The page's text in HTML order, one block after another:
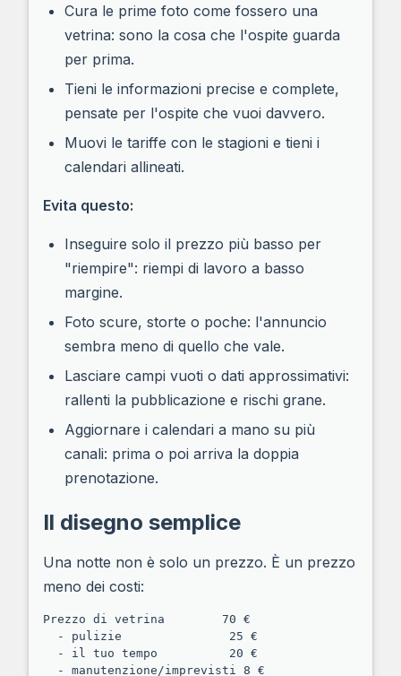
Cura le prime foto come fossero una
vetrina: sono la cosa che l'ospite guarda
per prima.
Tieni le informazioni precise e complete,
pensate per l'ospite che vuoi davvero.
Muovi le tariffe con le stagioni e tieni i
calendari allineati.
Evita questo:
Inseguire solo il prezzo più basso per
"riempire": riempi di lavoro a basso
margine.
Foto scure, storte o poche: l'annuncio
sembra meno di quello che vale.
Lasciare campi vuoti o dati approssimativi:
rallenti la pubblicazione e rischi grane.
Aggiornare i calendari a mano su più
canali: prima o poi arriva la doppia
prenotazione.
Il disegno semplice
Una notte non è solo un prezzo. È un prezzo
meno dei costi:
Prezzo di vetrina        70 €
  - pulizie               25 €
  - il tuo tempo          20 €
  - manutenzione/imprevisti 8 €